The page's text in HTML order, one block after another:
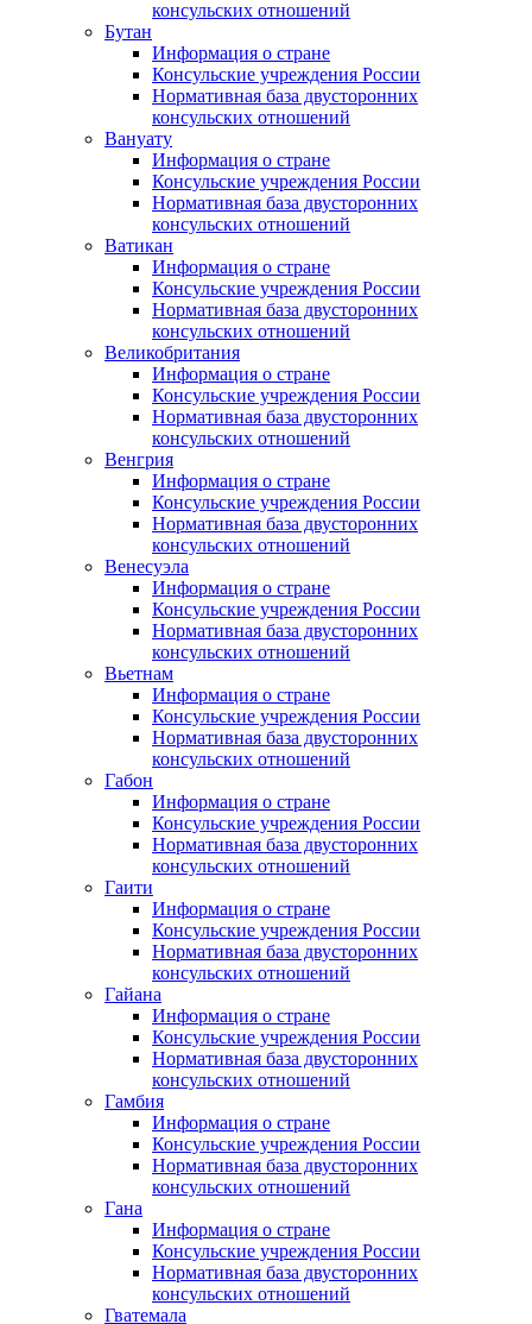
консульских отношений
Бутан
Информация о стране
Консульские учреждения России
Нормативная база двусторонних
консульских отношений
Вануату
Информация о стране
Консульские учреждения России
Нормативная база двусторонних
консульских отношений
Ватикан
Информация о стране
Консульские учреждения России
Нормативная база двусторонних
консульских отношений
Великобритания
Информация о стране
Консульские учреждения России
Нормативная база двусторонних
консульских отношений
Венгрия
Информация о стране
Консульские учреждения России
Нормативная база двусторонних
консульских отношений
Венесуэла
Информация о стране
Консульские учреждения России
Нормативная база двусторонних
консульских отношений
Вьетнам
Информация о стране
Консульские учреждения России
Нормативная база двусторонних
консульских отношений
Габон
Информация о стране
Консульские учреждения России
Нормативная база двусторонних
консульских отношений
Гаити
Информация о стране
Консульские учреждения России
Нормативная база двусторонних
консульских отношений
Гайана
Информация о стране
Консульские учреждения России
Нормативная база двусторонних
консульских отношений
Гамбия
Информация о стране
Консульские учреждения России
Нормативная база двусторонних
консульских отношений
Гана
Информация о стране
Консульские учреждения России
Нормативная база двусторонних
консульских отношений
Гватемала